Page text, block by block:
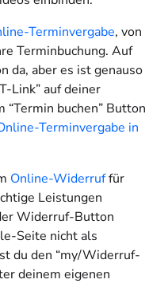
Terminvergabe, von
Terminbuchung. Auf
da, aber es ist genauso
Link” auf deiner
“Termin buchen” Button
Terminvergabe in
Online-Widerruffür
Leistungen
Widerruf-Button
Seite nicht als
du den “my/Widerruf-
deinem eigenen